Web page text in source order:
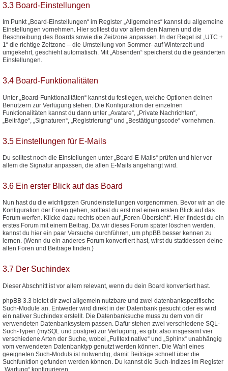
3.3 Board-Einstellungen
Im Punkt „Board-Einstellungen“ im Register „Allgemeines“ kannst du allgemeine
Einstellungen vornehmen. Hier solltest du vor allem den Namen und die
Beschreibung des Boards sowie die Zeitzone anpassen. In der Regel ist „UTC +
1“ die richtige Zeitzone – die Umstellung von Sommer- auf Winterzeit und
umgekehrt, geschieht automatisch. Mit „Absenden“ speicherst du die geänderten
Einstellungen.
3.4 Board-Funktionalitäten
Unter „Board-Funktionalitäten“ kannst du festlegen, welche Optionen deinen
Benutzern zur Verfügung stehen. Die Konfiguration der einzelnen
Funktionalitäten kannst du dann unter „Avatare“, „Private Nachrichten“,
„Beiträge“, „Signaturen“, „Registrierung“ und „Bestätigungscode“ vornehmen.
3.5 Einstellungen für E-Mails
Du solltest noch die Einstellungen unter „Board-E-Mails“ prüfen und hier vor
allem die Signatur anpassen, die allen E-Mails angehängt wird.
3.6 Ein erster Blick auf das Board
Nun hast du die wichtigsten Grundeinstellungen vorgenommen. Bevor wir an die
Konfiguration der Foren gehen, solltest du erst mal einen ersten Blick auf das
Forum werfen. Klicke dazu rechts oben auf „Foren-Übersicht“. Hier findest du ein
erstes Forum mit einem Beitrag. Da wir dieses Forum später löschen werden,
kannst du hier ein paar Versuche durchführen, um phpBB besser kennen zu
lernen. (Wenn du ein anderes Forum konvertiert hast, wirst du stattdessen deine
alten Foren und Beiträge finden.)
3.7 Der Suchindex
Dieser Abschnitt ist vor allem relevant, wenn du dein Board konvertiert hast.
phpBB 3.3 bietet dir zwei allgemein nutzbare und zwei datenbankspezifische
Such-Module an. Entweder wird direkt in der Datenbank gesucht oder es wird
ein nativer Suchindex erstellt. Die Datenbanksuche muss zu dem von dir
verwendeten Datenbanksystem passen. Dafür stehen zwei verschiedene SQL-
Such-Typen (mySQL und postgre) zur Verfügung, es gibt also insgesamt vier
verschiedene Arten der Suche, wobei „Fulltext native“ und „Sphinx“ unabhängig
vom verwendeten Datenbanktyp genutzt werden können. Die Wahl eines
geeigneten Such-Moduls ist notwendig, damit Beiträge schnell über die
Suchfunktion gefunden werden können. Du kannst die Such-Indizes im Register
„Wartung“ konfigurieren.